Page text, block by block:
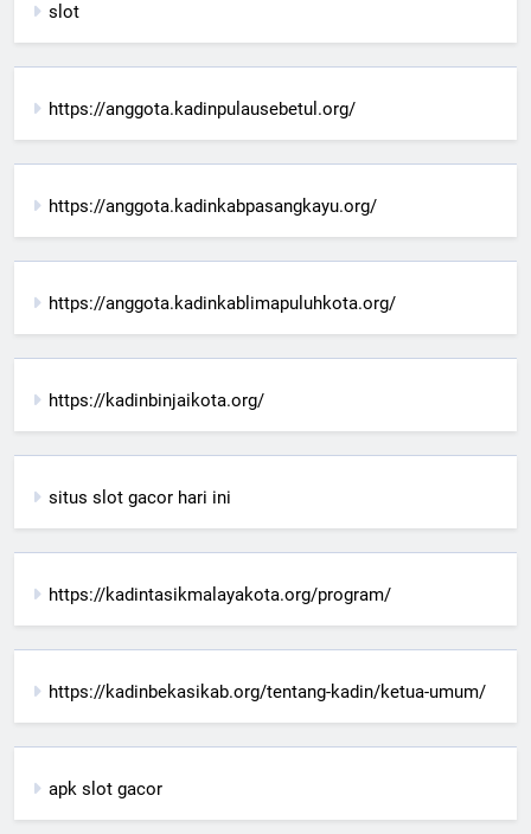
slot
https://anggota.kadinpulausebetul.org/
https://anggota.kadinkabpasangkayu.org/
https://anggota.kadinkablimapuluhkota.org/
https://kadinbinjaikota.org/
situs slot gacor hari ini
https://kadintasikmalayakota.org/program/
https://kadinbekasikab.org/tentang-kadin/ketua-umum/
apk slot gacor